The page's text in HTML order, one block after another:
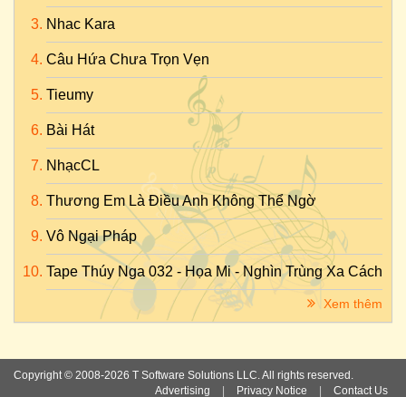
Nhac Kara
Câu Hứa Chưa Trọn Vẹn
Tieumy
Bài Hát
NhạcCL
Thương Em Là Điều Anh Không Thể Ngờ
Vô Ngại Pháp
Tape Thúy Nga 032 - Họa Mi - Nghìn Trùng Xa Cách
Xem thêm
Copyright © 2008-2026 T Software Solutions LLC. All rights reserved.
Advertising
Privacy Notice Contact Us